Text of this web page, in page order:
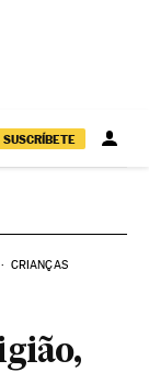
SUSCRÍBETE
CRIANÇAS